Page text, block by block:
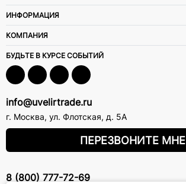
ИНФОРМАЦИЯ
КОМПАНИЯ
БУДЬТЕ В КУРСЕ СОБЫТИЙ
info@uvelirtrade.ru
г. Москва, ул. Флотская, д. 5А
ПЕРЕЗВОНИТЕ МНЕ
8 (800) 777-72-69